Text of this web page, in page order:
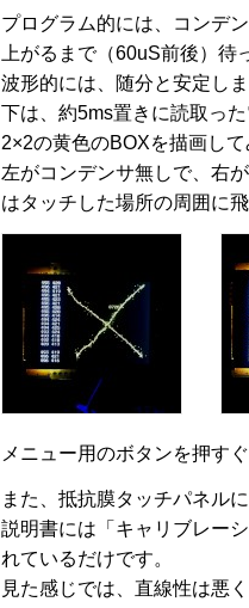
プログラム的には、コンデ
上がるまで（60uS前後）
波形的には、随分と安定し
下は、約5ms置きに読取っ
2×2の黄色のBOXを描画し
左がコンデンサ無しで、右
はタッチした場所の周囲に
メニュー用のボタンを押す
また、抵抗膜タッチパネル
説明書には「キャリブレー
れているだけです。
見た感じでは、直線性は悪